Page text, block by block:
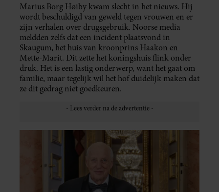
Marius Borg Høiby kwam slecht in het nieuws. Hij
wordt beschuldigd van geweld tegen vrouwen en er
zijn verhalen over drugsgebruik. Noorse media
meldden zelfs dat een incident plaatsvond in
Skaugum, het huis van kroonprins Haakon en
Mette-Marit. Dit zette het koningshuis flink onder
druk. Het is een lastig onderwerp, want het gaat om
familie, maar tegelijk wil het hof duidelijk maken dat
ze dit gedrag niet goedkeuren.